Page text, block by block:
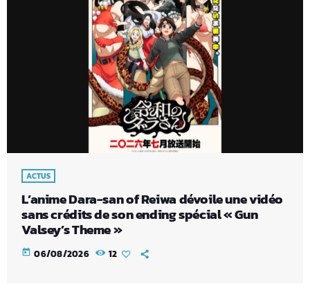
ACTUS
L’anime Dara-san of Reiwa dévoile une vidéo
sans crédits de son ending spécial « Gun
Valsey’s Theme »
today 06/08/2026 12